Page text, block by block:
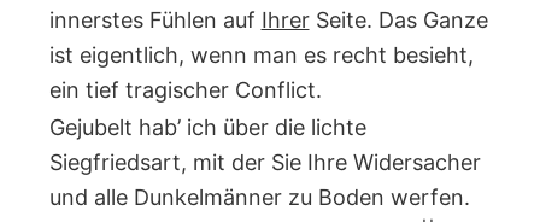
innerstes Fühlen auf IhrerSeite. Das Ganze
ist eigentlich, wenn man es recht besieht,
ein tief tragischer Conflict.
Gejubelt hab’ ich über die lichte
Siegfriedsart, mit der Sie Ihre Widersacher
und alle Dunkelmänner zu Boden werfen.